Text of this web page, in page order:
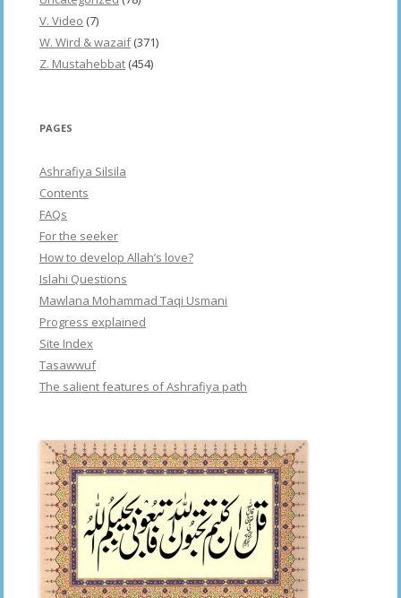
V. Video (7)
W. Wird & wazaif(371)
Z. Mustahebbat (454)
PAGES
Ashrafiya Silsila
Contents
FAQs
For the seeker
How to develop Allah’s love?
Islahi Questions
Mawlana Mohammad Taqi Usmani
Progress explained
Site Index
Tasawwuf
The salient features of Ashrafiya path